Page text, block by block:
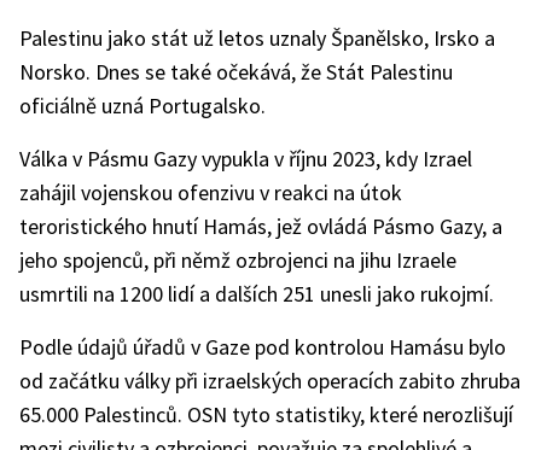
Palestinu jako stát už letos uznaly Španělsko, Irsko a
Norsko. Dnes se také očekává, že Stát Palestinu
oficiálně uzná Portugalsko.
Válka v Pásmu Gazy vypukla v říjnu 2023, kdy Izrael
zahájil vojenskou ofenzivu v reakci na útok
teroristického hnutí Hamás, jež ovládá Pásmo Gazy, a
jeho spojenců, při němž ozbrojenci na jihu Izraele
usmrtili na 1200 lidí a dalších 251 unesli jako rukojmí.
Podle údajů úřadů v Gaze pod kontrolou Hamásu bylo
od začátku války při izraelských operacích zabito zhruba
65.000 Palestinců. OSN tyto statistiky, které nerozlišují